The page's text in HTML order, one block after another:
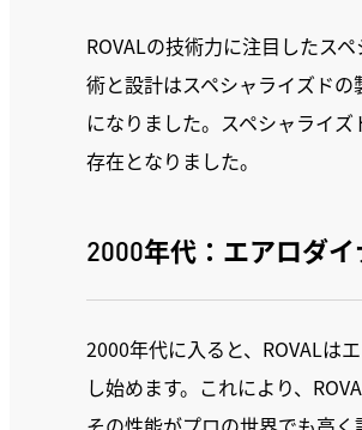
ROVALの技術力に注目したス
術と設計はスペシャライズド
になりました。スペシャライ
存在となりました。
2000年代：エアロダ
2000年代に入ると、ROVALは
し始めます。これにより、